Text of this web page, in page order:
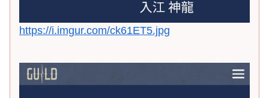
https://i.imgur.com/ck61ET5.jpg